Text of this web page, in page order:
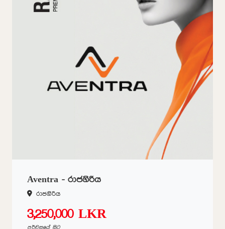
Aventra - රාජගිරිය
රාජගිරිය
3,250,000 LKR
පර්චසයේ සිට